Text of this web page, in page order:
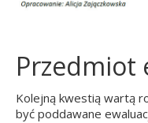
Przedmiot
Kolejną kwestią wartą
być poddawane